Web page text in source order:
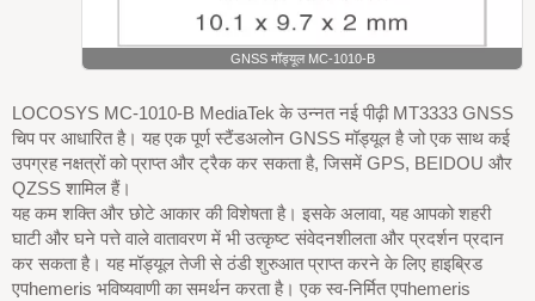
GNSS मॉड्यूल MC-1010-B
LOCOSYS MC-1010-B MediaTek के उन्नत नई पीढ़ी MT3333 GNSS
चिप पर आधारित है। यह एक पूर्ण स्टैंडअलोन GNSS मॉड्यूल है जो एक साथ कई
उपग्रह नक्षत्रों को प्राप्त और ट्रैक कर सकता है, जिसमें GPS, BEIDOU और
QZSS शामिल हैं।
यह कम शक्ति और छोटे आकार की विशेषता है। इसके अलावा, यह आपको शहरी
घाटी और घने पत्ते वाले वातावरण में भी उत्कृष्ट संवेदनशीलता और प्रदर्शन प्रदान
कर सकता है। यह मॉड्यूल तेजी से ठंडी शुरुआत प्राप्त करने के लिए हाइब्रिड
एपhemeris भविष्यवाणी का समर्थन करता है। एक स्व-निर्मित एपhemeris